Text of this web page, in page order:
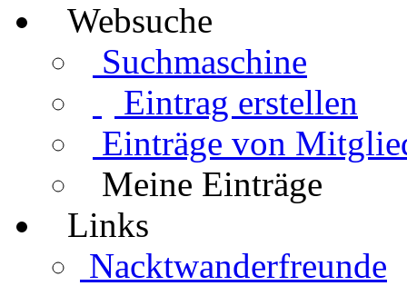
Websuche
Suchmaschine
Eintrag erstellen
Einträge von
Meine Einträge
Links
Nacktwanderfreunde